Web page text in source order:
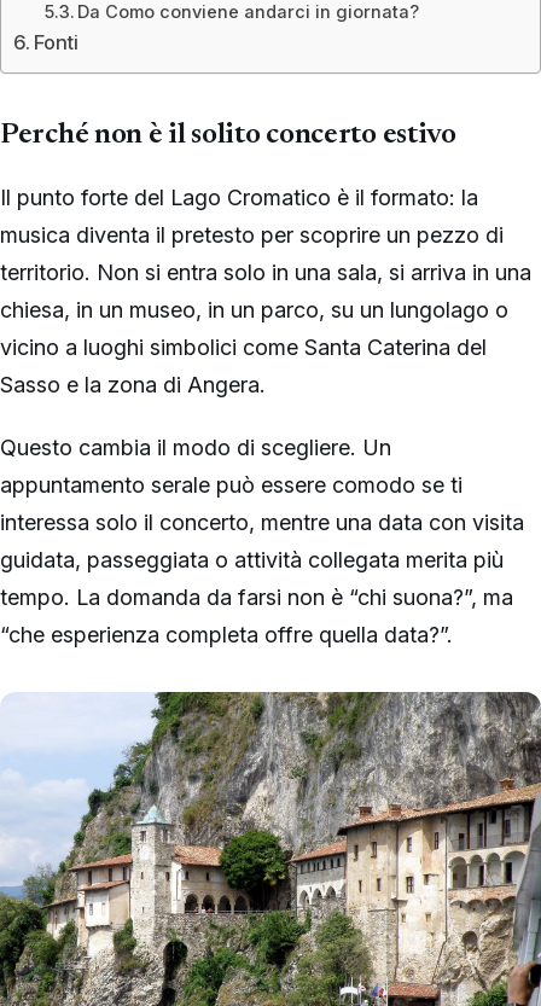
Da Como conviene andarci in giornata?
Fonti
Perché non è il solito concerto estivo
Il punto forte del Lago Cromatico è il formato: la
musica diventa il pretesto per scoprire un pezzo di
territorio. Non si entra solo in una sala, si arriva in una
chiesa, in un museo, in un parco, su un lungolago o
vicino a luoghi simbolici come Santa Caterina del
Sasso e la zona di Angera.
Questo cambia il modo di scegliere. Un
appuntamento serale può essere comodo se ti
interessa solo il concerto, mentre una data con visita
guidata, passeggiata o attività collegata merita più
tempo. La domanda da farsi non è “chi suona?”, ma
“che esperienza completa offre quella data?”.